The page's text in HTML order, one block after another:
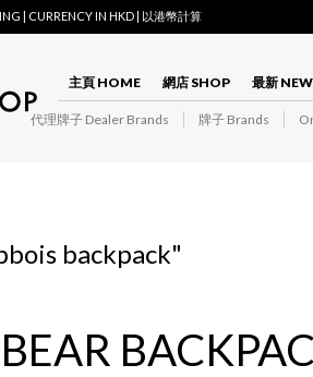
| CURRENCY IN HKD | 以港幣計算
主頁 HOME 網店 SHOP 最新
代理牌子 Dealer Brands 牌子 Brands
backpack"